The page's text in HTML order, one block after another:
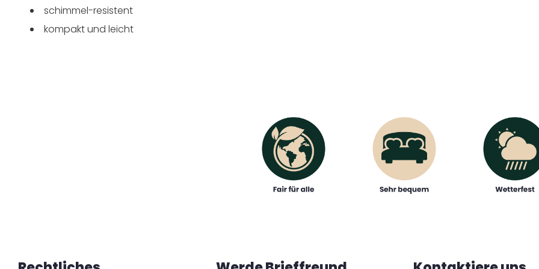
schimmel-resistent
kompakt und leicht